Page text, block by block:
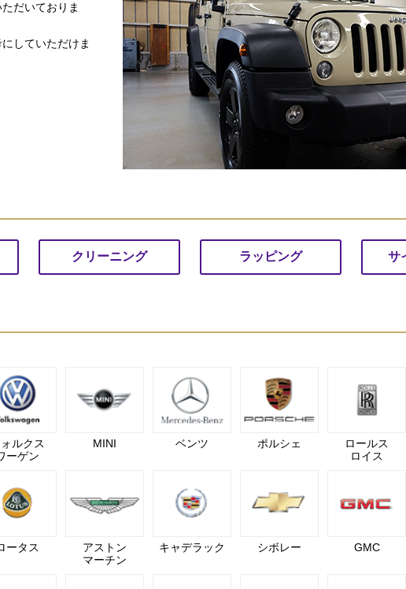
だいておりま
していただけま
クリーニング ラッピング サ
ルクス
ーゲン
MINI ベンツ ポルシェ
ロールス
ロイス
ータス
アストン
マーチン
キャデラック シボレー GMC